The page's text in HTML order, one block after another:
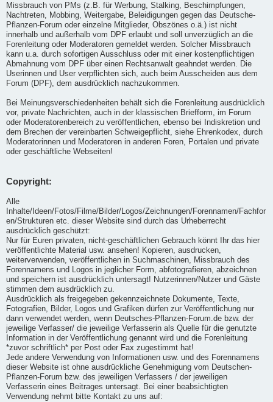
Missbrauch von PMs (z.B. für Werbung, Stalking, Beschimpfungen,
Nachtreten, Mobbing, Weitergabe, Beleidigungen gegen das Deutsche-
Pflanzen-Forum oder einzelne Mitglieder, Obszönes o.ä.) ist nicht
innerhalb und außerhalb vom DPF erlaubt und soll unverzüglich an die
Forenleitung oder Moderatoren gemeldet werden. Solcher Missbrauch
kann u.a. durch sofortigen Ausschluss oder mit einer kostenpflichtigen
Abmahnung vom DPF über einen Rechtsanwalt geahndet werden. Die
Userinnen und User verpflichten sich, auch beim Ausscheiden aus dem
Forum (DPF), dem ausdrücklich nachzukommen.
Bei Meinungsverschiedenheiten behält sich die Forenleitung ausdrücklich
vor, private Nachrichten, auch in der klassischen Briefform, im Forum
oder Moderatorenbereich zu veröffentlichen, ebenso bei Indiskretion und
dem Brechen der vereinbarten Schweigepflicht, siehe Ehrenkodex, durch
Moderatorinnen und Moderatoren in anderen Foren, Portalen und private
oder geschäftliche Webseiten!
Copyright:
Alle
Inhalte/Ideen/Fotos/Filme/Bilder/Logos/Zeichnungen/Forennamen/Fachfor
en/Strukturen etc. dieser Website sind durch das Urheberrecht
ausdrücklich geschützt:
Nur für Euren privaten, nicht-geschäftlichen Gebrauch könnt Ihr das hier
veröffentlichte Material usw. ansehen! Kopieren, ausdrucken,
weiterverwenden, veröffentlichen in Suchmaschinen, Missbrauch des
Forennamens und Logos in jeglicher Form, abfotografieren, abzeichnen
und speichern ist ausdrücklich untersagt! Nutzerinnen/Nutzer und Gäste
stimmen dem ausdrücklich zu.
Ausdrücklich als freigegeben gekennzeichnete Dokumente, Texte,
Fotografien, Bilder, Logos und Grafiken dürfen zur Veröffentlichung nur
dann verwendet werden, wenn Deutsches-Pflanzen-Forum.de bzw. der
jeweilige Verfasser/ die jeweilige Verfasserin als Quelle für die genutzte
Information in der Veröffentlichung genannt wird und die Forenleitung
*zuvor schriftlich* per Post oder Fax zugestimmt hat!
Jede andere Verwendung von Informationen usw. und des Forennamens
dieser Website ist ohne ausdrückliche Genehmigung vom Deutschen-
Pflanzen-Forum bzw. des jeweiligen Verfassers / der jeweiligen
Verfasserin eines Beitrages untersagt. Bei einer beabsichtigten
Verwendung nehmt bitte Kontakt zu uns auf: